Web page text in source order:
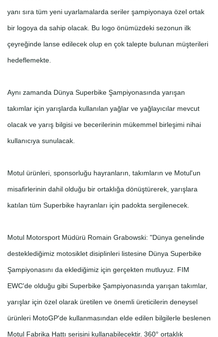
yanı sıra tüm yeni uyarlamalarda seriler şampiyonaya özel ortak
bir logoya da sahip olacak. Bu logo önümüzdeki sezonun ilk
çeyreğinde lanse edilecek olup en çok talepte bulunan müşterileri
hedeflemekte.
Aynı zamanda Dünya Superbike Şampiyonasında yarışan
takımlar için yarışlarda kullanılan yağlar ve yağlayıcılar mevcut
olacak ve yarış bilgisi ve becerilerinin mükemmel birleşimi nihai
kullanıcıya sunulacak.
Motul ürünleri, sponsorluğu hayranların, takımların ve Motul'un
misafirlerinin dahil olduğu bir ortaklığa dönüştürerek, yarışlara
katılan tüm Superbike hayranları için padokta sergilenecek.
Motul Motorsport Müdürü Romain Grabowski: "Dünya genelinde
desteklediğimiz motosiklet disiplinleri listesine Dünya Superbike
Şampiyonasını da eklediğimiz için gerçekten mutluyuz. FIM
EWC'de olduğu gibi Superbike Şampiyonasında yarışan takımlar,
yarışlar için özel olarak üretilen ve önemli üreticilerin deneysel
ürünleri MotoGP'de kullanmasından elde edilen bilgilerle beslenen
Motul Fabrika Hattı serisini kullanabilecektir. 360° ortaklık